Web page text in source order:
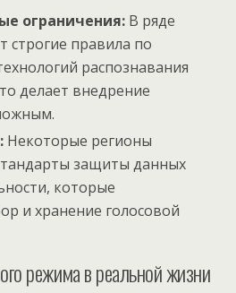
ограничения: В ряде
строгие правила по
распознавания
делает внедрение
Некоторые регионы
защиты данных
которые
и хранение голосовой
режима в реальной жизни